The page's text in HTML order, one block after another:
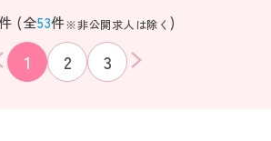
(全53件※非公開求人は除く )
1 2 3